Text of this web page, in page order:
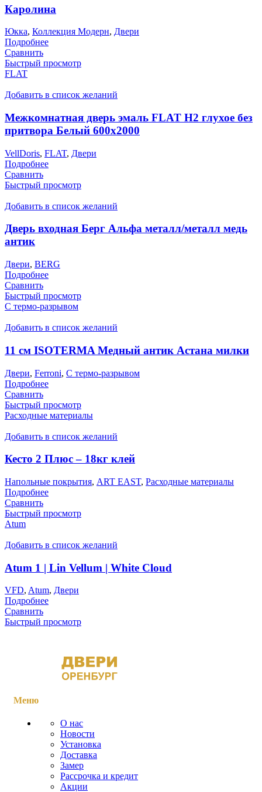
Каролина
Юкка, Коллекция Модерн, Двери
Подробнее
Сравнить
Быстрый просмотр
FLAT
Добавить в список желаний
Межкомнатная дверь эмаль FLAT H2 глухое без
притвора Белый 600х2000
VellDoris, FLAT, Двери
Подробнее
Сравнить
Быстрый просмотр
Добавить в список желаний
Дверь входная Берг Альфа металл/металл медь
антик
Двери, BERG
Подробнее
Сравнить
Быстрый просмотр
С термо-разрывом
Добавить в список желаний
11 см ISOTERMA Медный антик Астана милки
Двери, Ferroni, С термо-разрывом
Подробнее
Сравнить
Быстрый просмотр
Расходные материалы
Добавить в список желаний
Кесто 2 Плюс – 18кг клей
Напольные покрытия, ART EAST, Расходные материалы
Подробнее
Сравнить
Быстрый просмотр
Atum
Добавить в список желаний
Atum 1 | Lin Vellum | White Cloud
VFD, Atum, Двери
Подробнее
Сравнить
Быстрый просмотр
Меню
О нас
Новости
Установка
Доставка
Замер
Рассрочка и кредит
Акции